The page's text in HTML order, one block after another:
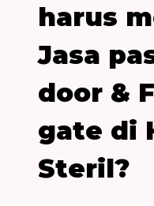
harus
Jasa
door &
gate di
Steril?